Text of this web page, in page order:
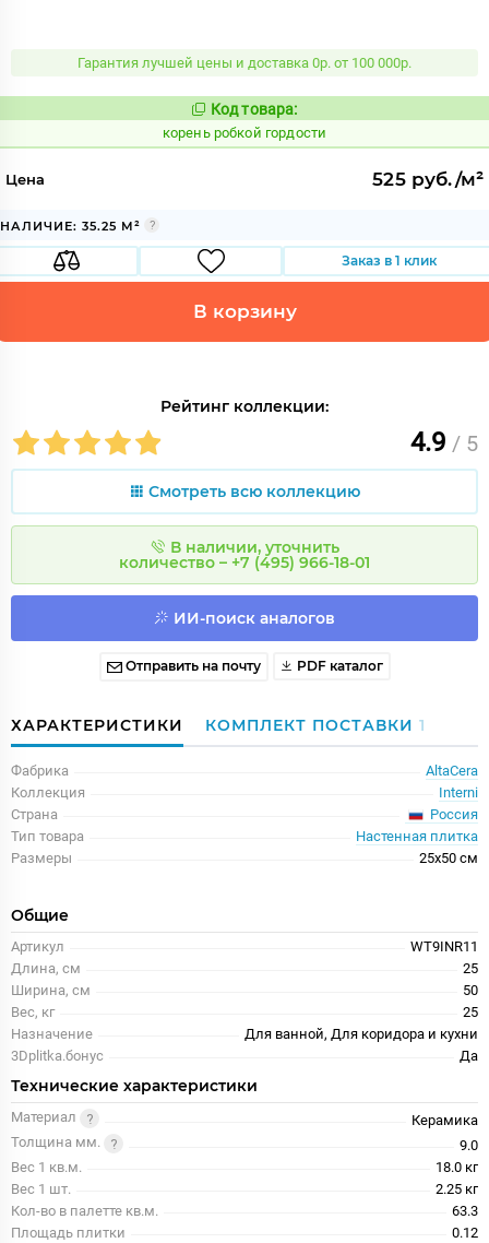
Гарантия лучшей цены и доставка 0р. от 100 000р.
Код:
791018
Код товара:
корень робкой гордости
Цена 525 руб./м²
НАЛИЧИЕ: 35.25 М²
Заказ в 1 клик
В корзину
Рейтинг коллекции:
4.9 / 5
Смотреть всю коллекцию
В наличии, уточнить
количество – +7 (495) 966-18-01
ИИ-поиск аналогов
Отправить на почту PDF каталог
ХАРАКТЕРИСТИКИ КОМПЛЕКТ ПОСТАВКИ 1
Фабрика
AltaCera
Коллекция
Interni
Страна
Россия
Тип товара
Настенная плитка
Размеры
25x50 см
Общие
Артикул
WT9INR11
Длина, см
25
Ширина, см
50
Вес, кг
25
Назначение
Для ванной, Для коридора и кухни
3Dplitka.бонус
Да
Технические характеристики
Материал
Керамика
Толщина мм.
9.0
Вес 1 кв.м.
18.0 кг
Вес 1 шт.
2.25 кг
Кол-во в палетте кв.м.
63.3
Площадь плитки
0.12